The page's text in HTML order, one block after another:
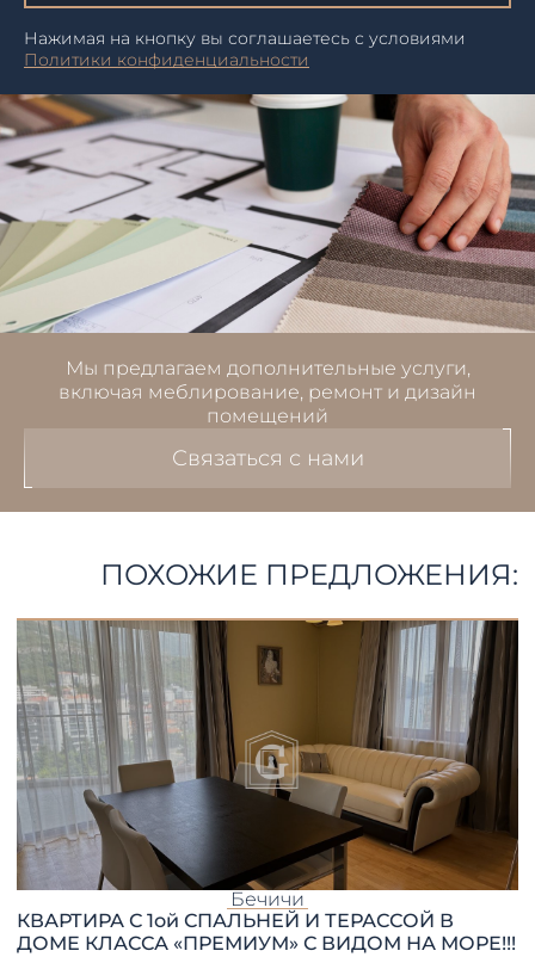
Нажимая на кнопку вы соглашаетесь с условиями
Политики конфиденциальности
Мы предлагаем дополнительные услуги,
включая меблирование, ремонт и дизайн
помещений
Связаться с нами
ПОХОЖИЕ ПРЕДЛОЖЕНИЯ:
Бечичи
КВАРТИРА С 1ой СПАЛЬНЕЙ И ТЕРАССОЙ В
ДОМЕ КЛАССА «ПРЕМИУМ» С ВИДОМ НА МОРЕ!!!